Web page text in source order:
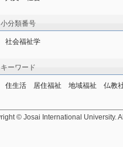
小分類番号
社会福祉学
キーワード
住生活　居住福祉　地域福祉　仏教